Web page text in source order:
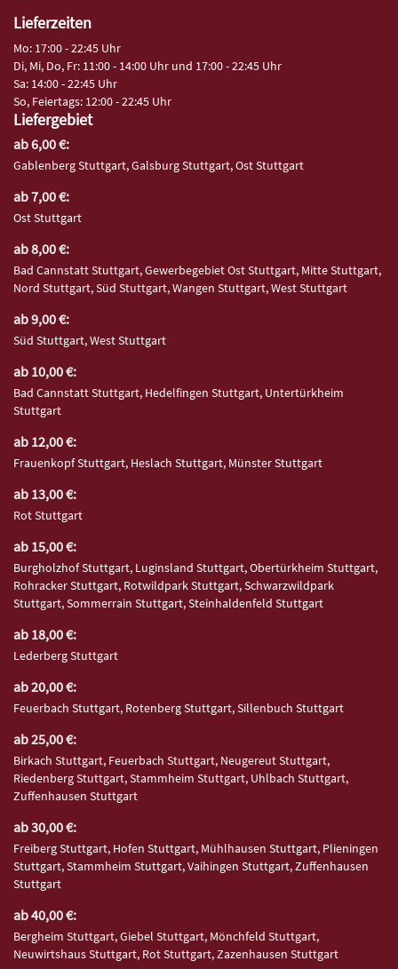
Lieferzeiten
Mo: 17:00 - 22:45 Uhr
Di, Mi, Do, Fr: 11:00 - 14:00 Uhr und 17:00 - 22:45 Uhr
Sa: 14:00 - 22:45 Uhr
So, Feiertags: 12:00 - 22:45 Uhr
Liefergebiet
ab 6,00 €:
Gablenberg Stuttgart, Galsburg Stuttgart, Ost Stuttgart
ab 7,00 €:
Ost Stuttgart
ab 8,00 €:
Bad Cannstatt Stuttgart, Gewerbegebiet Ost Stuttgart, Mitte Stuttgart,
Nord Stuttgart, Süd Stuttgart, Wangen Stuttgart, West Stuttgart
ab 9,00 €:
Süd Stuttgart, West Stuttgart
ab 10,00 €:
Bad Cannstatt Stuttgart, Hedelfingen Stuttgart, Untertürkheim
Stuttgart
ab 12,00 €:
Frauenkopf Stuttgart, Heslach Stuttgart, Münster Stuttgart
ab 13,00 €:
Rot Stuttgart
ab 15,00 €:
Burgholzhof Stuttgart, Luginsland Stuttgart, Obertürkheim Stuttgart,
Rohracker Stuttgart, Rotwildpark Stuttgart, Schwarzwildpark
Stuttgart, Sommerrain Stuttgart, Steinhaldenfeld Stuttgart
ab 18,00 €:
Lederberg Stuttgart
ab 20,00 €:
Feuerbach Stuttgart, Rotenberg Stuttgart, Sillenbuch Stuttgart
ab 25,00 €:
Birkach Stuttgart, Feuerbach Stuttgart, Neugereut Stuttgart,
Riedenberg Stuttgart, Stammheim Stuttgart, Uhlbach Stuttgart,
Zuffenhausen Stuttgart
ab 30,00 €:
Freiberg Stuttgart, Hofen Stuttgart, Mühlhausen Stuttgart, Plieningen
Stuttgart, Stammheim Stuttgart, Vaihingen Stuttgart, Zuffenhausen
Stuttgart
ab 40,00 €:
Bergheim Stuttgart, Giebel Stuttgart, Mönchfeld Stuttgart,
Neuwirtshaus Stuttgart, Rot Stuttgart, Zazenhausen Stuttgart